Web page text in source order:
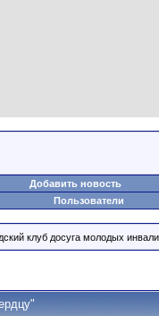
Добавить новость
Пользователи
клуб досуга молодых